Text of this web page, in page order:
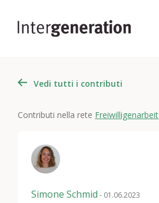
Vedi tutti i contributi
Contributi nella rete Freiwilligenarbeit
Simone Schmid - 01.06.2023